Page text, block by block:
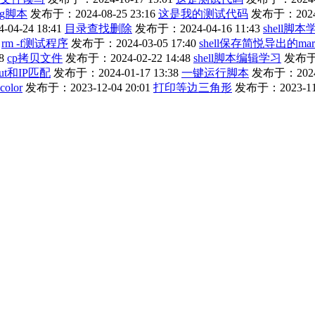
脚本 发布于：2024-08-25 23:16 这是我的测试代码 发布于：
04-24 18:41 目录查找删除 发布于：2024-04-16 11:43 shell脚本
rm -f测试程序 发布于：2024-03-05 17:40 shell保存简悦导出的
cp拷贝文件 发布于：2024-02-22 14:48 shell脚本编辑学习 发布
和IP匹配 发布于：2024-01-17 13:38 一键运行脚本 发布于：
发布于：2023-12-04 20:01 打印等边三角形 发布于：2023-